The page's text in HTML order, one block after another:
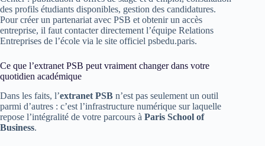
des profils étudiants disponibles, gestion des candidatures.
Pour créer un partenariat avec PSB et obtenir un accès
entreprise, il faut contacter directement l’équipe Relations
Entreprises de l’école via le site officiel psbedu.paris.
Ce que l’extranet PSB peut vraiment changer dans votre
quotidien académique
Dans les faits, l’extranet PSB n’est pas seulement un outil
parmi d’autres : c’est l’infrastructure numérique sur laquelle
repose l’intégralité de votre parcours à Paris School of
Business.